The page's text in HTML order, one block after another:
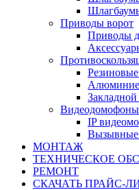
Приводы ворот
Приводы
Видеодомофоны
IP
Вызывные
МОНТАЖ
ТЕХНИЧЕСКОЕ
РЕМОНТ
СКАЧАТЬ ПРАЙС-